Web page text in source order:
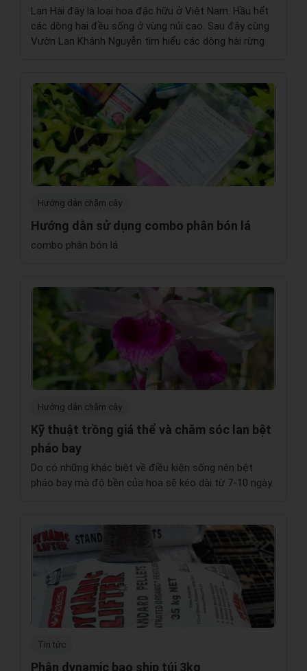
Lan Hài đây là loại hoa đặc hữu ở Việt Nam. Hầu hết
các dòng hai đều sống ở vùng núi cao. Sau đây cùng
Vườn Lan Khánh Nguyễn tìm hiểu các dòng hài rừng
Hướng dẫn chăm cây
Hướng dẫn sử dụng combo phân bón lá
combo phân bón lá
Hướng dẫn chăm cây
Kỹ thuật trồng giá thể và chăm sóc lan bệt
pháo bay
Do có những khác biệt về điều kiện sống nên bệt
pháo bay mà độ bền của hoa sẽ kéo dài từ 7-10 ngày.
Tin tức
Phân dynamic bao ship túi 3kg